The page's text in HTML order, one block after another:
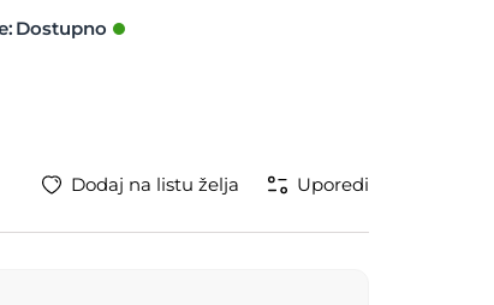
Dodaj na listu želja Uporedi